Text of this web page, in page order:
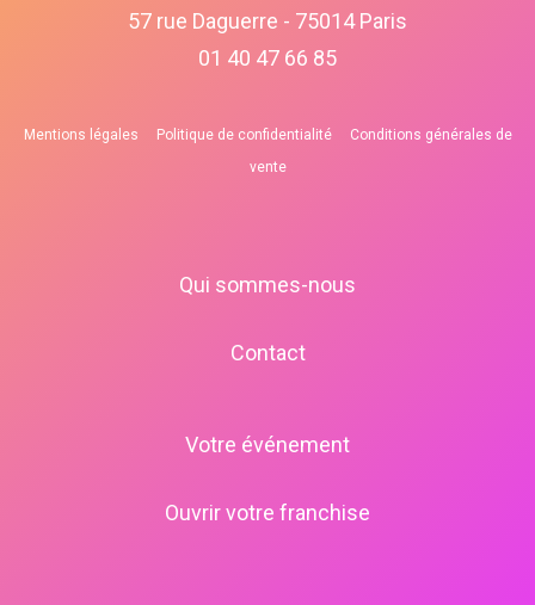
57 rue Daguerre - 75014 Paris
01 40 47 66 85
Mentions légales Politique de confidentialité
Conditions générales de
vente
Qui sommes-nous
Contact
Votre événement
Ouvrir votre franchise